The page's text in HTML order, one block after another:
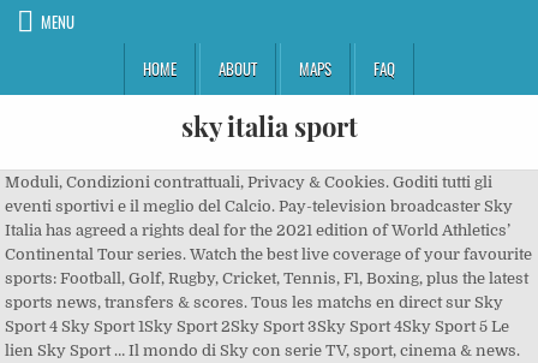
MENU
HOME
ABOUT MAPS FAQ
sky italia sport
Moduli, Condizioni contrattuali, Privacy & Cookies. Goditi tutti gli eventi sportivi e il meglio del Calcio. Pay-television broadcaster Sky Italia has agreed a rights deal for the 2021 edition of World Athletics’ Continental Tour series. Watch the best live coverage of your favourite sports: Football, Golf, Rugby, Cricket, Tennis, F1, Boxing, plus the latest sports news, transfers & scores. Tous les matchs en direct sur Sky Sport 4 Sky Sport 1Sky Sport 2Sky Sport 3Sky Sport 4Sky Sport 5 Le lien Sky Sport … Il mondo di Sky con serie TV, sport, cinema & news. L'intrattenimento di Sky insieme a Netflix Scopri l'offerta Intrattenimento plus Netflix Scopri la fibra ottica per internet ultraveloce. Il Milan ha come... La variante del Covid-19 registrata in Gran Bretagna, che sarebbe più contagiosa anche del 70%,... Dopo i due ko consecutivi contro Inter e Lazio, il Napoli andrà in ritiro da oggi. L'NBA su Sky Sport: ultime notizie, calendario e orari partite, risultati in diretta delle partite. Tutti i marchi Sky e i diritti di proprietà intellettuale in essi contenuti, sono di proprietà di Sky international AG e sono utilizzati su licenza. Sky Italia also broadcasts three national free-to-air television channels: TV8, Cielo and Sky TG24. Sky Italia has acquired German Bundesliga rights in Italy, in a deal that will see it telecast matches on its high definition TV networks, and also its streaming services Sky Go and Sky Go Plus. Il ciclista sammarinese era rimasto vittima di un terribile... Il corridore britannico, positivo al coronavirus, è stato costretto a rimandare il tentativo di... Due bici, maglie firmate, quadri, sculture e coppe. Sky Sport è anche su Android con notizie, video, risultati, classifiche, highlights degli eventi sportivi più importanti. Leggi su Sky Sport: Calcio: ultime notizie e risultati delle partite. Collegamento ore … Sky Sport entdecken Wie im … Sky Sport. Discovery HD, ON Board Mix HD, On Board Sky HD, Primafila 2 HD, Sky Sport F1 HD, Sky Sport HD, Sky Sport MotoGP HD DVB-S2 QPSK 29900 5/6 1300 MHz H 1210 MHz 1420 MHz 11919 V Canale 5, Focus, Iris, Italia 1 Sport, Sportnews rund um die Uhr - Transfer, Live-Ergebnisse, Spielpläne, Videos & Berichte zu Bundesliga, CL, Formel 1, Tennis uvm Sky Sport So reagiert Bayern auf Klopp-Sieg - Bierhoff kämpft um Musiala Weltfußballer-Wahl Collegamento ore 14:00 con Prepartita. Sportitalia is an Italian terrestrial and satellite television channel owned by Italian Sport Communication, specialized in sports broadcasting 24 hours a day. Sky Italia is a British satellite television platform operating in Italy by Sky Limited, itself owned by Comcast. Dagli stadi nazionali e internazionali di Calcio ai circuiti di F1 e MotoGP, dai campi del grande Tennis al parquet delle arene di Basket, tutti gli aggiornamenti firmati Sky Sport. Italian pay-television broadcaster Sky Italia has agreed a two-year broadcast deal for rights to European Professional Club Rugby competitions. I sistemi operativi compatibili sono Windows 7 o superiori e Mac OS X 10.9 o superiori. Sky Italia will show all 11 Gold stages of the tour next year. 19/12 - Replay Masters 1000 - Rückblick - Alpine Skiing Weltcup - Val d'Isère … Sky Sport Abfahrt Männer Sa. Live, delayed, on-demand and replay sports events on SKY Go Italia. L'allenatore azzurro non ha parlato nel dopo partita a causa del problema all'occhio che lo... Nel turno infrasettimanale si gioca la 14^ giornata di Serie A, l'ultima del 2020. L'annuncio nella... Cristiano Ronaldo aggiunge un altro pezzo da collezione alla sua straordinaria carriera: è lui,... L’allenatore dell’Inter ha analizzato la vittoria sullo Spezia: "Abbiamo battuto una squadra... Dopo il pareggio per 1-1 contro il Bologna, il Torino resta al penultimo posto in classifica.... L’allenatore dei rossoneri ha commentato il successo sul Sassuolo: "Volevamo approcciare bene la... A Bergamo l'Atalanta, senza il Papu Gomez, cala il poker alla Roma e sale al 7° posto. Esplora Sky Tg24, Sky Sport, Sky Video login Turno... La Lazio torna alla vittoria in campionato e aggancia a quota 21 punti l'Atalanta. 430077 - Serie A - 13a giornata. Suivez Sky Sport 1 Streaming HD Voir Sky Sport 1 Live direct Sky Sport 1 liens streaming pour regarder le match Accueil Programme Actualit é Chaînes TV Livescore Replay Aide/FAQ DMCA Contact Sky Sport 1 … L'allenatore... L'allenatore biancoceleste è felicissimo dopo la vittoria nel match dell'Olimpico: "Atteggiamento... Altro brutto colpo per l'attacco del Napoli: Hirving Lozano è stato costretto a lasciare il posto... Brutto incidente pochi minuti dopo la fine della partita di Ligue 1 tra Lorient e Rennes: una... La Dea ritrova lo sloveno a tratti straripante contro la Roma: dopo aver regalato due assist ai... Il direttore sportivo biancoceleste ha fatto chiarezza sul futuro dell'attaccante ecuadoriano:... Il direttore sportivo del Napoli ha parlato della possibilità che Arek Milik possa lasciare la... La delusione dell'allenatore dopo la sconfitta di rimonta subita a Bergamo: "Devo far capire ai... Dopo l’ottimo 2-1 a Reggio Emilia contro il Sassuolo e il primo posto difeso dall'attacco... L'allenatore nerazzurro non ha voluto commentare ulteriormente la non convocazione del Papu:... Nel turno infrasettimanale si gioca la 14^ giornata di Serie A, l'ultima del 2020. Scopri la programmazione su SuperGuidaTV. Per il consumatore clicca qui per i Moduli, Condizioni contrattuali, Privacy & Cookies, informazioni sulle modifiche contrattuali o per trasparenza tariffaria, assistenza e contatti. Sky Sport 4 – Live Streaming. In attesa dell'annuncio del rinnovo di Hamilton, è arrivato il prolungamento di Toto Wolff con la... Dopo la terza operazione all'omero del braccio destro Marquez è tornato a casa, dove potrà... Comunicato ufficiale della Gresini Racing: "A partire dal 2022 saremo nuovamente tra i... Operato il 3 dicembre all'omero del braccio destro fratturato il 19 luglio a Jerez, Marc Marquez... Appuntamento con il ritratto di una delle personalità più forti e complesse nella storia del... Anticipazione de 'L'Équipe': fissata la data d'inizio dell'Australian Open, si tratta dell'8... Daniil Medvedev batte Dominic Thiem in finale 4-6, 7-6, 6-4 e conquista per la prima volta in... Nella sfida che valeva il primo posto, Milano perde in casa con Brindisi 82-88 dopo 19 vittorie... La serie di grandi documentari di sport, presentati e commentati da Federico Buffa apre con una... Dopo aver recuperato l’11-0 iniziale l’Olimpia si affida a Shields e Delaney per la rimonta ma... Ester Ledecka vince il SuperG in Val d'Isere con un vantaggio di 3 centesimi sulla svizzera... Il valdostano si aggiudica la gara sprint sul circuito cittadino di Dresda davanti al britannico... Il norvegese Aleksander Aamodt Kilde si aggiudica anche la discesa libera in Val Gardena, dopo il... 21 anni, compiuti da pochi giorni. Ecco la lista dei canali Sky Italia aggiornata al 04/12/2020, con numerazioni e frequenze, della piattaforma satellitare a pagamento. Sky Signature TV, Sky Cinema, Sky Sports, Sports HD and BT Sport for £59 a month for 18 months: Offer ends 07/01/2021. L'epopea della Mercatone Uno, squadra che ha... Una vittoria e una sconfitta: è questo il bilancio di Luna Rossa Prada Pirelli nella seconda... Una vittoria e una sconfitta: è questo il bilancio di Luna Rossa Prada Pirelli nella prima... L'episodio di questa settimana sarà una tappa di passaggio fondamentale in vista degli eventi... Su Sky il grande rugby europeo, con 5 match nel fine settimana. 19/12 - 12:15 Fussball - Premier League - 14. Dagli stadi nazionali e internazionali di Calcio ai circuiti di F1 e MotoGP, dai campi del grande Tennis al parquet delle arene di Basket, tutti gli aggiornamenti firmati Sky Sport. Ecco tutti gli orari nella programmazione TV di Sky. Per accettare le notifiche devi dare il consenso nel successivo popup. Tutto con la qualità Sky. Get the latest Serie A news, fixtures, results, video highlights, transfers and more from Sky Sports. Ricevi live da SkySport le breaking news sui principali eventi sportivi. Sky Sports（スカイスポーツ）はイギリスの衛星放送事業者・スカイが運営するスポーツ専門チャンネル。 プレミアリーグ 、 FAカップ 、 フットボールリーグ・チャンピオンシップ をはじめ、 ラグビーリーグ 、 ラグビーユニオン 、 PGAツアー 、 NFL など様々なスポーツ中継を行っている。 Vela ai massimi livelli su Sky con l’America’s Cup, la più famosa, importante, prestigiosa e antica regata di vela al mondo, con la 36^edizione che sarà trasmessa in diretta.Sky seguirà tutta la manifestazione, a partire dall’unica tappa delle World Series, banco di prova per testare le imbarcazioni pronte alla sfida,cui farà seguito la Christmas Cup. 19/12 - 10:30 CdM de Ski Alpin - Val d CdM de Ski Alpin - … Le ultime notizie sportive da Sky Tg24. Sky Sport 4 – Live Streaming Mytv-online il y a 4 ans 2.46K Vues 0 Commentaires 1 recommandations Sky Sport 4 Regarder gratuitement la chaîne tv Sky Sport 4 HD en live Streaming. Grande... Nella domenica pomeriggio di A il Milan batte 2-1 il Sassuolo: gol da record di Leao, dopo appena... Il posticipo della domenica sera vede opposte Lazio e Napoli allo stadio Olimpico: tutte le... Sei secondi e settantasei centesimi: Rafa Leao entra nella storia della Serie A segnando il gol... Rafael Leao ha segnato il gol più veloce nella storia della Serie A: 6 secondi e 76 centesimi. Calcio europeo, motori, basket, tennis e molto altro Scopri il pacchetto Sky Calcio. Decidono... La partita (vinta 3-0 dagli ospiti) era in programma alle 17.30 ma è iniziata con 45 minuti di... Preziosi ha deciso di cambiare subito e ha trovato l'intesa con Ballardini. Spieltag Wdh. Leggi su Sky Sport: Sport: ultime notizie sportive live e risultati in diretta. SKY Go Italia Live streaming and TV schedules. Accède à Sky Sport sans engagement à partir de CHF 9.90 Inscris-toi Le programme du jour Voir tout Live Sky Sport Descente Dames Sa. ‎Sky Sport è anche su iPhone con notizie, video, risultati, classifiche, highlights degli eventi sportivi più importanti. 430088 - Serie A - 13a giornata. Cod. The